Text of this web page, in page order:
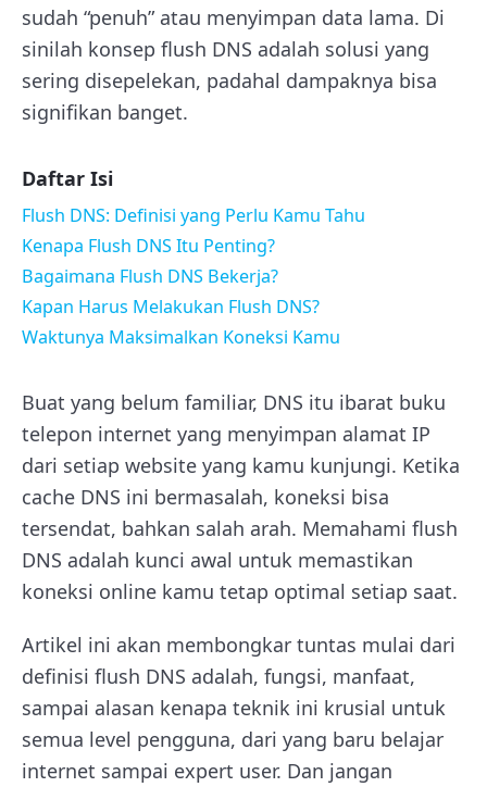
sudah “penuh” atau menyimpan data lama. Di
sinilah konsep flush DNS adalah solusi yang
sering disepelekan, padahal dampaknya bisa
signifikan banget.
Daftar Isi
Flush DNS: Definisi yang Perlu Kamu Tahu
Kenapa Flush DNS Itu Penting?
Bagaimana Flush DNS Bekerja?
Kapan Harus Melakukan Flush DNS?
Waktunya Maksimalkan Koneksi Kamu
Buat yang belum familiar, DNS itu ibarat buku
telepon internet yang menyimpan alamat IP
dari setiap website yang kamu kunjungi. Ketika
cache DNS ini bermasalah, koneksi bisa
tersendat, bahkan salah arah. Memahami flush
DNS adalah kunci awal untuk memastikan
koneksi online kamu tetap optimal setiap saat.
Artikel ini akan membongkar tuntas mulai dari
definisi flush DNS adalah, fungsi, manfaat,
sampai alasan kenapa teknik ini krusial untuk
semua level pengguna, dari yang baru belajar
internet sampai expert user. Dan jangan